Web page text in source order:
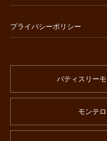
プライバシーポリシー
パティスリー
モンテ